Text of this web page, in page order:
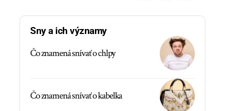
Sny a ich významy
Čo znamená snívať o chlpy
Čo znamená snívať o kabelka